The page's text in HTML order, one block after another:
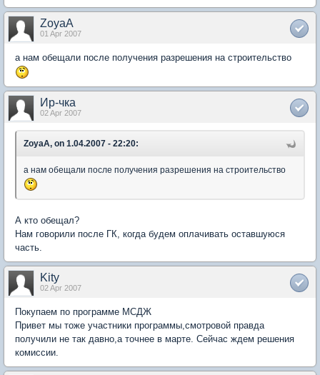
ZoyaA
01 Apr 2007
а нам обещали после получения разрешения на строительство
Ир-чка
02 Apr 2007
ZoyaA, on 1.04.2007 - 22:20:
а нам обещали после получения разрешения на строительство
А кто обещал?
Нам говорили после ГК, когда будем оплачивать оставшуюся
часть.
Kity
02 Apr 2007
Покупаем по программе МСДЖ
Привет мы тоже участники программы,смотровой правда
получили не так давно,а точнее в марте. Сейчас ждем решения
комиссии.